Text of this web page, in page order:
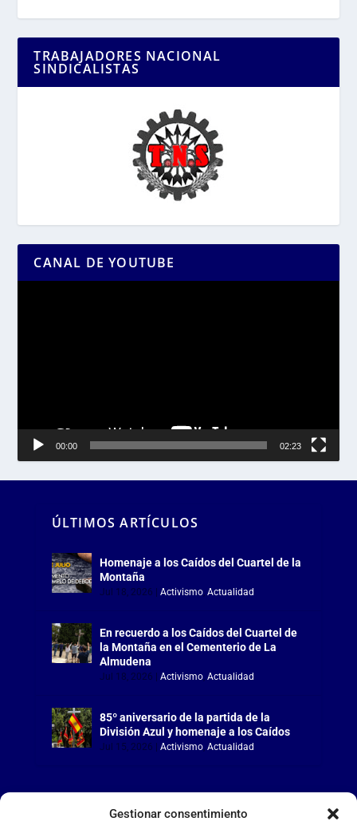
Gestionar consentimiento
TRABAJADORES NACIONAL
SINDICALISTAS
CANAL DE YOUTUBE
00:00 02:23
ÚLTIMOS ARTÍCULOS
Homenaje a los Caídos del Cuartel de la
Montaña
Jul 18, 2026 Activismo, Actualidad
En recuerdo a los Caídos del Cuartel de
la Montaña en el Cementerio de La
Almudena
Jul 18, 2026 Activismo, Actualidad
85º aniversario de la partida de la
División Azul y homenaje a los Caídos
Jul 15, 2026 Activismo, Actualidad